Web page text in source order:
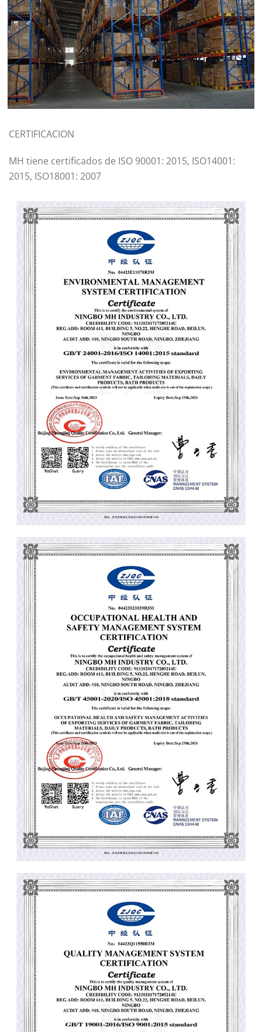
CERTIFICACION
MH tiene certificados de ISO 90001: 2015, ISO14001:
2015, ISO18001: 2007